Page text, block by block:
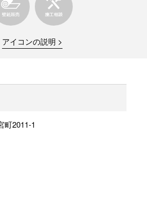
アイコンの説明 >
町2011-1